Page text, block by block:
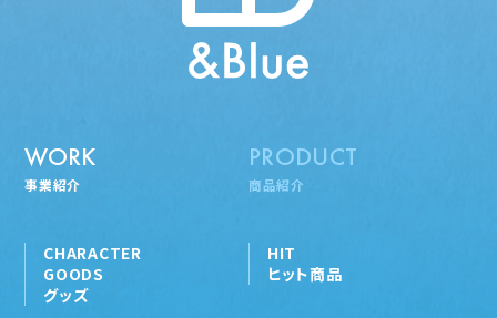
WORK
事業紹介
CHARACTER
GOODS
グッズ
PRODUCT
商品紹介
HIT
ヒット商品